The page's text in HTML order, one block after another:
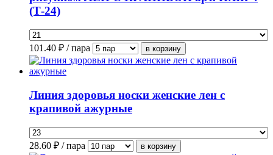
(Т-24)
101.40 ₽ / пара
Линия здоровья носки женские лен с
крапивой ажурные
28.60 ₽ / пара